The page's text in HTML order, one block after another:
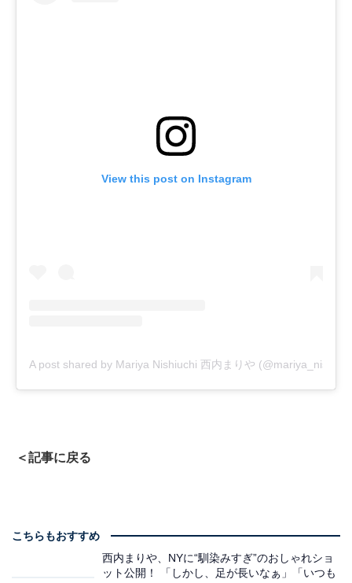
View this post on Instagram
A post shared by Mariya Nishiuchi 西内まりや
＜記事に戻る
こちらもおすすめ
西内まりや、NYに“馴染みすぎ”のおしゃれショ
ット公開！ 「しかし、足が長いなぁ」「いつも